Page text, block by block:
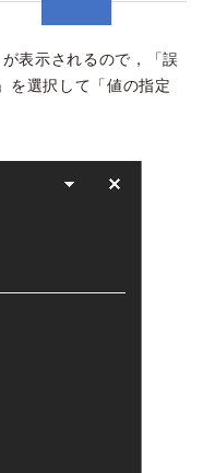
表示されるので，「誤
を選択して「値の指定